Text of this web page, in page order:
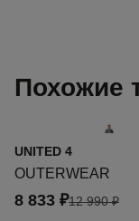
Похожие
UNITED 4
OUTERWEAR
12 990 ₽
8 833 ₽